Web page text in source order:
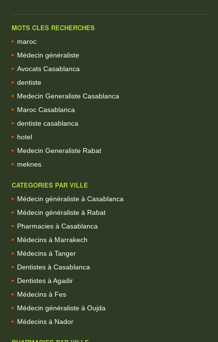
MOTS CLES RECHERCHES
maroc
Médecin généraliste
Avocats Casablanca
dentiste
Medecin Generaliste Casablanca
Maroc Casablanca
dentiste casablanca
hotel
Medecin Generaliste Rabat
meknes
CATEGORIES PAR VILLE
Médecin généraliste à Casablanca
Médecin généraliste à Rabat
Pharmacies à Casablanca
Médecins à Marrakech
Médecins à Tanger
Dentistes à Casablanca
Dentistes à Agadir
Médecins à Fes
Médecin généraliste à Oujda
Médecins à Nador